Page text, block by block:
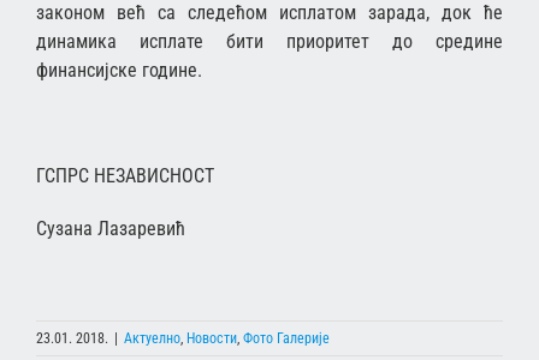
законом већ са следећом исплатом зарада, док ће
динамика исплате бити приоритет до средине
финансијске године.
ГСПРС НЕЗАВИСНОСТ
Сузана Лазаревић
23.01. 2018. Актуелно, Новости, Фото Галерије